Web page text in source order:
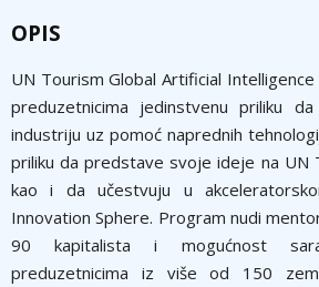
OPIS
UN Tourism Global Artificial
preduzetnicima jedinstvenu priliku
industriju uz pomoć naprednih
priliku da predstave svoje ideje na UN
kao i da učestvuju u
Innovation Sphere. Program nudi
90 kapitalista i mogućnost
preduzetnicima iz više od 150